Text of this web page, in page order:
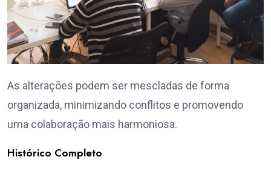
As alterações podem ser mescladas de forma
organizada, minimizando conflitos e promovendo
uma colaboração mais harmoniosa.
Histórico Completo